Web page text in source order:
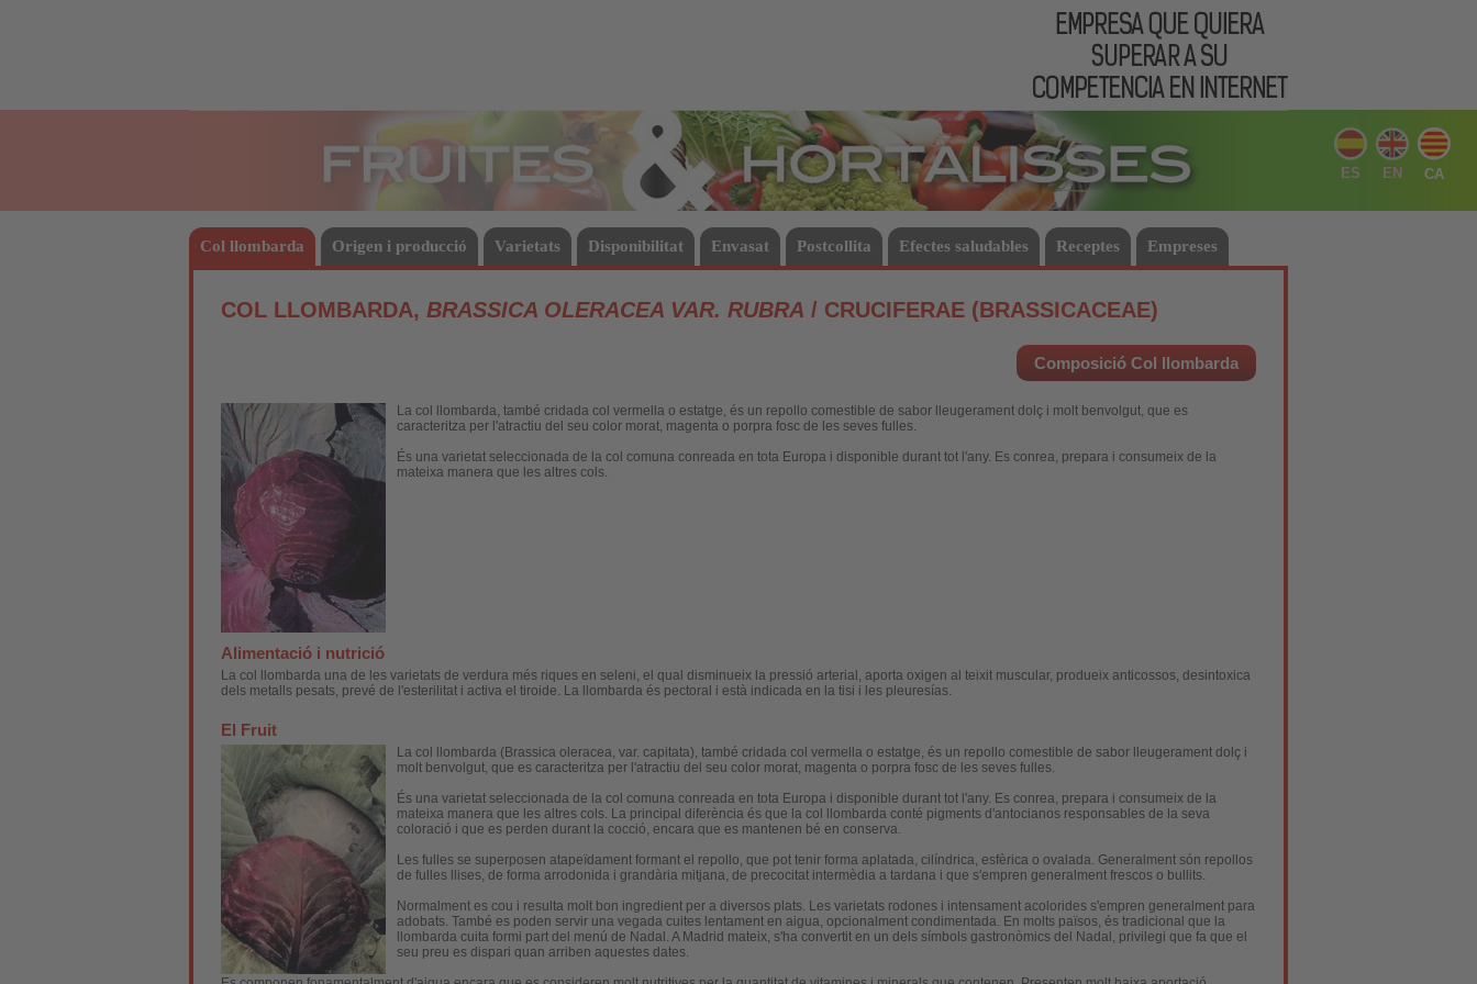
Hortalisses
ES EN CA
Col llombarda Origen i producció Varietats Disponibilitat Envasat Postcollita Efectes saludables Receptes Empreses
COL LLOMBARDA, BRASSICA OLERACEA VAR. RUBRA / CRUCIFERAE (BRASSICACEAE)
Composició Col llombarda
La col llombarda, també cridada col vermella o estatge, és un repollo comestible de sabor lleugerament dolç i molt benvolgut, que es
caracteritza per l'atractiu del seu color morat, magenta o porpra fosc de les seves fulles.
És una varietat seleccionada de la col comuna conreada en tota Europa i disponible durant tot l'any. Es conrea, prepara i consumeix de la
mateixa manera que les altres cols.
Alimentació i nutrició
La col llombarda una de les varietats de verdura més riques en seleni, el qual disminueix la pressió arterial, aporta oxigen al teixit muscular, produeix anticossos, desintoxica
dels metalls pesats, prevé de l'esterilitat i activa el tiroide. La llombarda és pectoral i està indicada en la tisi i les pleuresías.
El Fruit
La col llombarda (Brassica oleracea, var. capitata), també cridada col vermella o estatge, és un repollo comestible de sabor lleugerament dolç i
molt benvolgut, que es caracteritza per l'atractiu del seu color morat, magenta o porpra fosc de les seves fulles.
És una varietat seleccionada de la col comuna conreada en tota Europa i disponible durant tot l'any. Es conrea, prepara i consumeix de la
mateixa manera que les altres cols. La principal diferència és que la col llombarda conté pigments d'antocianos responsables de la seva
coloració i que es perden durant la cocció, encara que es mantenen bé en conserva.
Les fulles se superposen atapeïdament formant el repollo, que pot tenir forma aplatada, cilíndrica, esfèrica o ovalada. Generalment són repollos
de fulles llises, de forma arrodonida i grandària mitjana, de precocitat intermèdia a tardana i que s'empren generalment frescos o bullits.
Normalment es cou i resulta molt bon ingredient per a diversos plats. Les varietats rodones i intensament acolorides s'empren generalment para
adobats. També es poden servir una vegada cuites lentament en aigua, opcionalment condimentada. En molts països, és tradicional que la
llombarda cuita formi part del menú de Nadal. A Madrid mateix, s'ha convertit en un dels símbols gastronòmics del Nadal, privilegi que fa que el
seu preu es dispari quan arriben aquestes dates.